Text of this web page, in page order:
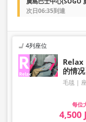
次日06:35到達
4列座位
Relax
的情况
毛毯
4,500